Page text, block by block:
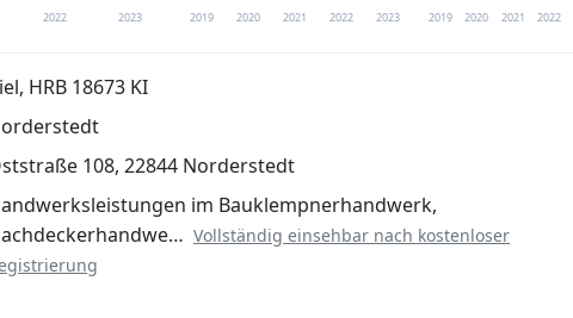
2022 2023 2019 2020 2021 2022 2023 2019 2020 2021 2022
kostenloser Registrierung verfügbar
kostenlos registrieren
HRB 18673 KI
108, 22844 Norderstedt
im Bauklempnerhandwerk,
Vollständig einsehbar nach kostenloser